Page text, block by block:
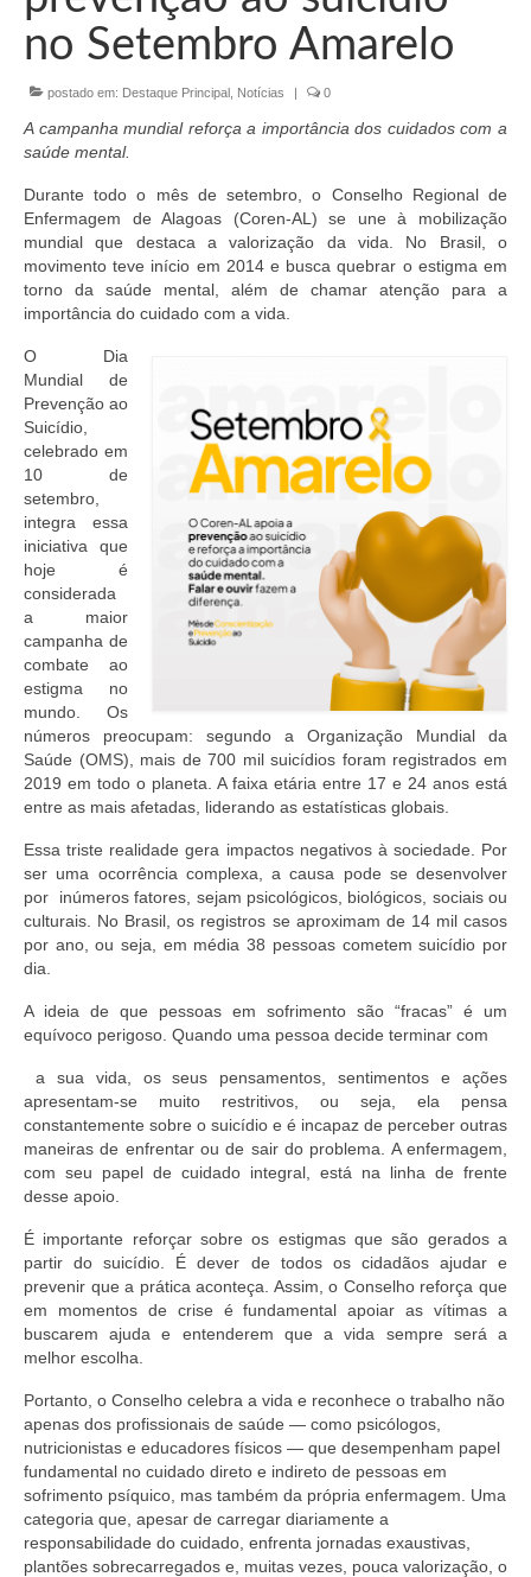
Conselheiros e Diretoria
Câmaras Técnicas
Carta de Serviços ao Cidadão
Governança
Transparência e Prestação de Contas
Eleições
Eleições Anteriores
Agenda do presidente
Editais e licitação
Eleições
Fiscalização
Responsabilidade Técnica
Legislações
Decisões
Resoluções
Desagravo Público
Censura Pública
Suspensão do Exercício Profissional
Para Você
Procedimento para registro
Valores dos serviços
Reserva de auditório
Notícias
Ouvidoria
Fale Conosco
NEP
no Setembro Amarelo
postado em: Destaque Principal Notícias | 0
A campanha mundial reforça a importância dos cuidados com a
saúde mental.
Durante todo o mês de setembro, o Conselho Regional de
Enfermagem de Alagoas (Coren-AL) se une à mobilização
mundial que destaca a valorização da vida. No Brasil, o
movimentoteve início em 2014 e busca quebrar o estigma em
torno da saúde mental, além de chamar atenção para a
importância do cuidado com a vida.
O Dia
Mundial de
Prevenção ao
Suicídio,
celebrado em
10 de
setembro,
integra essa
iniciativa que
hoje é
considerada
a maior
campanha de
combate ao
estigma no
mundo. Os
números preocupam: segundo a Organização Mundial da
Saúde (OMS), mais de 700 mil suicídios foram registrados em
2019 em todo o planeta. A faixa etária entre 17 e 24 anos está
entre as mais afetadas, liderando as estatísticas globais.
Essa triste realidade gera impactos negativos à sociedade. Por
ser uma ocorrência complexa, a causa pode se desenvolver
por inúmeros fatores, sejam psicológicos, biológicos, sociais ou
culturais. No Brasil, os registros se aproximam de 14 mil casos
por ano, ou seja, em média 38 pessoas cometem suicídio por
dia.
A ideia de que pessoas em sofrimento são “fracas” é um
equívoco perigoso. Quando uma pessoa decide terminar com
a sua vida, os seus pensamentos, sentimentos e ações
apresentam-se muito restritivos, ou seja, ela pensa
constantemente sobre o suicídio e é incapaz de perceber outras
maneiras de enfrentar ou de sair do problema. A enfermagem,
com seu papel de cuidado integral, está na linha de frente
desse apoio.
É importante reforçar sobre os estigmas que são gerados a
partir do suicídio. É dever de todos os cidadãos ajudar e
prevenir que a prática aconteça. Assim, o Conselho reforça que
em momentos de crise é fundamental apoiar as vítimas a
buscarem ajuda e entenderem que a vida sempre será a
melhor escolha.
Portanto, o Conselho celebra a vida e reconhece o trabalho não
apenas dos profissionais de saúde — como psicólogos,
nutricionistas e educadores físicos — que desempenham papel
fundamental no cuidado direto e indireto de pessoas em
sofrimento psíquico, mas também da própria enfermagem. Uma
categoria que, apesar de carregar diariamente a
responsabilidade do cuidado, enfrenta jornadas exaustivas,
plantões sobrecarregados e, muitas vezes, pouca valorização, o